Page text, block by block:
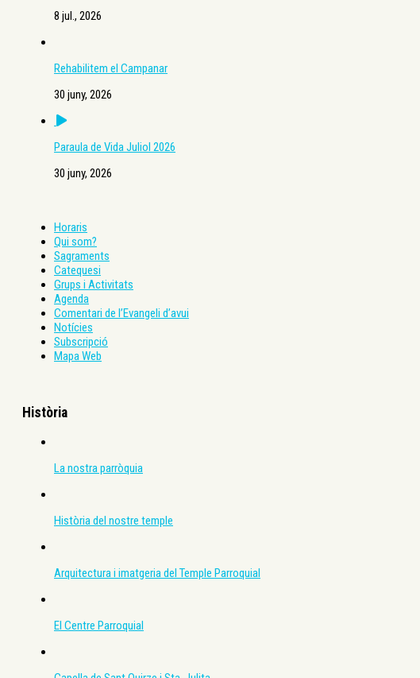
8 jul., 2026
Rehabilitem el Campanar
30 juny, 2026
Paraula de Vida Juliol 2026
30 juny, 2026
Horaris
Qui som?
Sagraments
Catequesi
Grups i Activitats
Agenda
Comentari de l’Evangeli d’avui
Notícies
Subscripció
Mapa Web
Història
La nostra parròquia
Història del nostre temple
Arquitectura i imatgeria del Temple Parroquial
El Centre Parroquial